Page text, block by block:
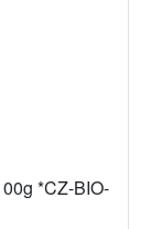
*CZ-BIO-